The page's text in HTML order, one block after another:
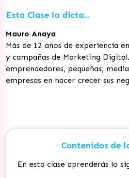
Esta Clase la dicta...
Mauro Anaya
Más de 12 años de experiencia
y campañas de Marketing
emprendedores, pequeñas,
empresas en hacer crecer sus
Contenidos de
En esta clase aprenderás lo